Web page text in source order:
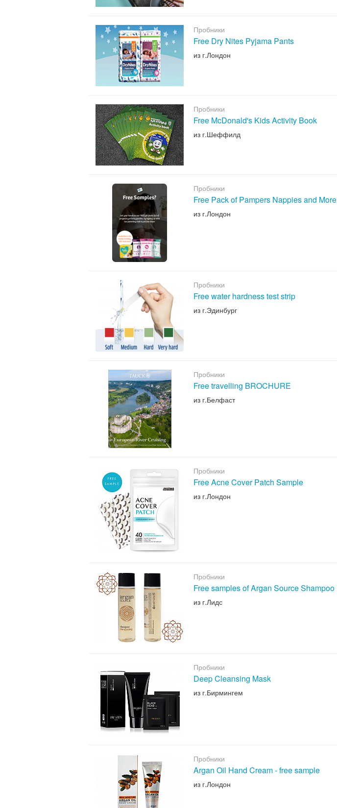
Пробники
Free Dry Nites Pyjama Pants
из г.Лондон
Пробники
Free McDonald's Kids Activity Book
из г.Шеффилд
Пробники
Free Pack of Pampers Nappies and More
из г.Лондон
Пробники
Free water hardness test strip
из г.Эдинбург
Пробники
Free travelling BROCHURE
из г.Белфаст
Пробники
Free Acne Cover Patch Sample
из г.Лондон
Пробники
Free samples of Argan Source Shampoo
из г.Лидс
Пробники
Deep Cleansing Mask
из г.Бирмингем
Пробники
Argan Oil Hand Cream - free sample
из г.Лондон